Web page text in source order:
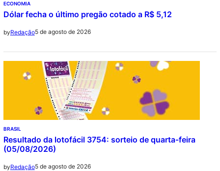
ECONOMIA
Dólar fecha o último pregão cotado a R$ 5,12
byRedação5 de agosto de 2026
BRASIL
Resultado da lotofácil 3754: sorteio de quarta-feira
(05/08/2026)
byRedação5 de agosto de 2026